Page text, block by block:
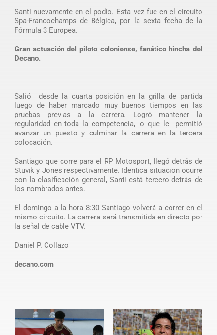
Santi nuevamente en el podio. Esta vez fue en el circuito
Spa-Francochamps de Bélgica, por la sexta fecha de la
Fórmula 3 Europea.
Gran actuación del piloto coloniense, fanático hincha del
Decano.
Salió desde la cuarta posición en la grilla de partida
luego de haber marcado muy buenos tiempos en las
pruebas previas a la carrera. Logró mantener la
regularidad en toda la competencia, lo que le permitió
avanzar un puesto y culminar la carrera en la tercera
colocación.
Santiago que corre para el RP Motosport, llegó detrás de
Stuvik y Jones respectivamente. Idéntica situación ocurre
con la clasificación general, Santi está tercero detrás de
los nombrados antes.
El domingo a la hora 8:30 Santiago volverá a correr en el
mismo circuito. La carrera será transmitida en directo por
la señal de cable VTV.
Daniel P. Collazo
decano.com